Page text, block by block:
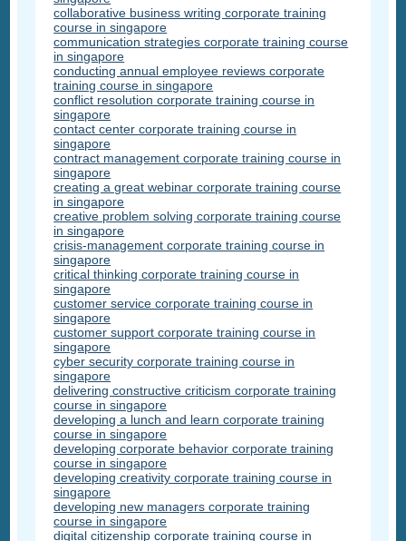
collaborative business writing corporate training
course in singapore
communication strategies corporate training course
in singapore
conducting annual employee reviews corporate
training course in singapore
conflict resolution corporate training course in
singapore
contact center corporate training course in
singapore
contract management corporate training course in
singapore
creating a great webinar corporate training course
in singapore
creative problem solving corporate training course
in singapore
crisis-management corporate training course in
singapore
critical thinking corporate training course in
singapore
customer service corporate training course in
singapore
customer support corporate training course in
singapore
cyber security corporate training course in
singapore
delivering constructive criticism corporate training
course in singapore
developing a lunch and learn corporate training
course in singapore
developing corporate behavior corporate training
course in singapore
developing creativity corporate training course in
singapore
developing new managers corporate training
course in singapore
digital citizenship corporate training course in